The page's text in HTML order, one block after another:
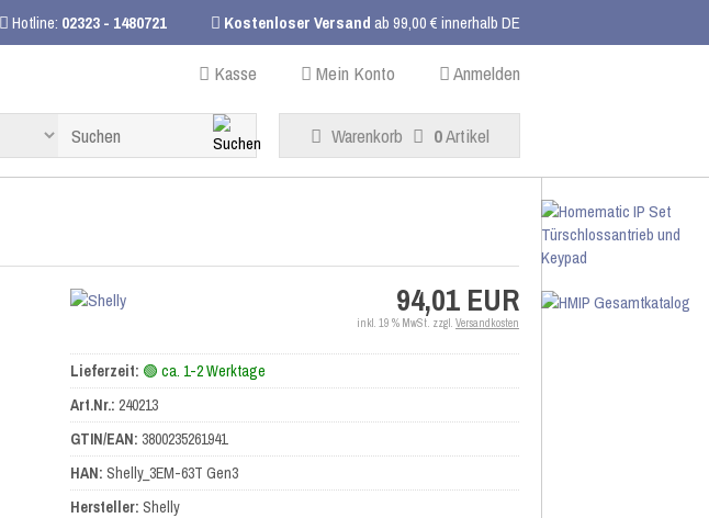
Hotline: 02323 - 1480721 Kostenloser Versandab 99,00 € innerhalb DE
Anmelden
Mein Konto
Kasse
Warenkorb 0Artikel
94,01 EUR
inkl. 19 % MwSt. zzgl. Versandkosten
Lieferzeit: 🟢 ca. 1-2 Werktage
Art.Nr.: 240213
GTIN/EAN: 3800235261941
HAN: Shelly_3EM-63T Gen3
Hersteller: Shelly